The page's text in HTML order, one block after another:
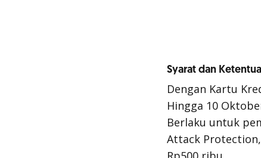
Syarat dan
Dengan Kartu
Hingga 10
Berlaku untuk
Attack